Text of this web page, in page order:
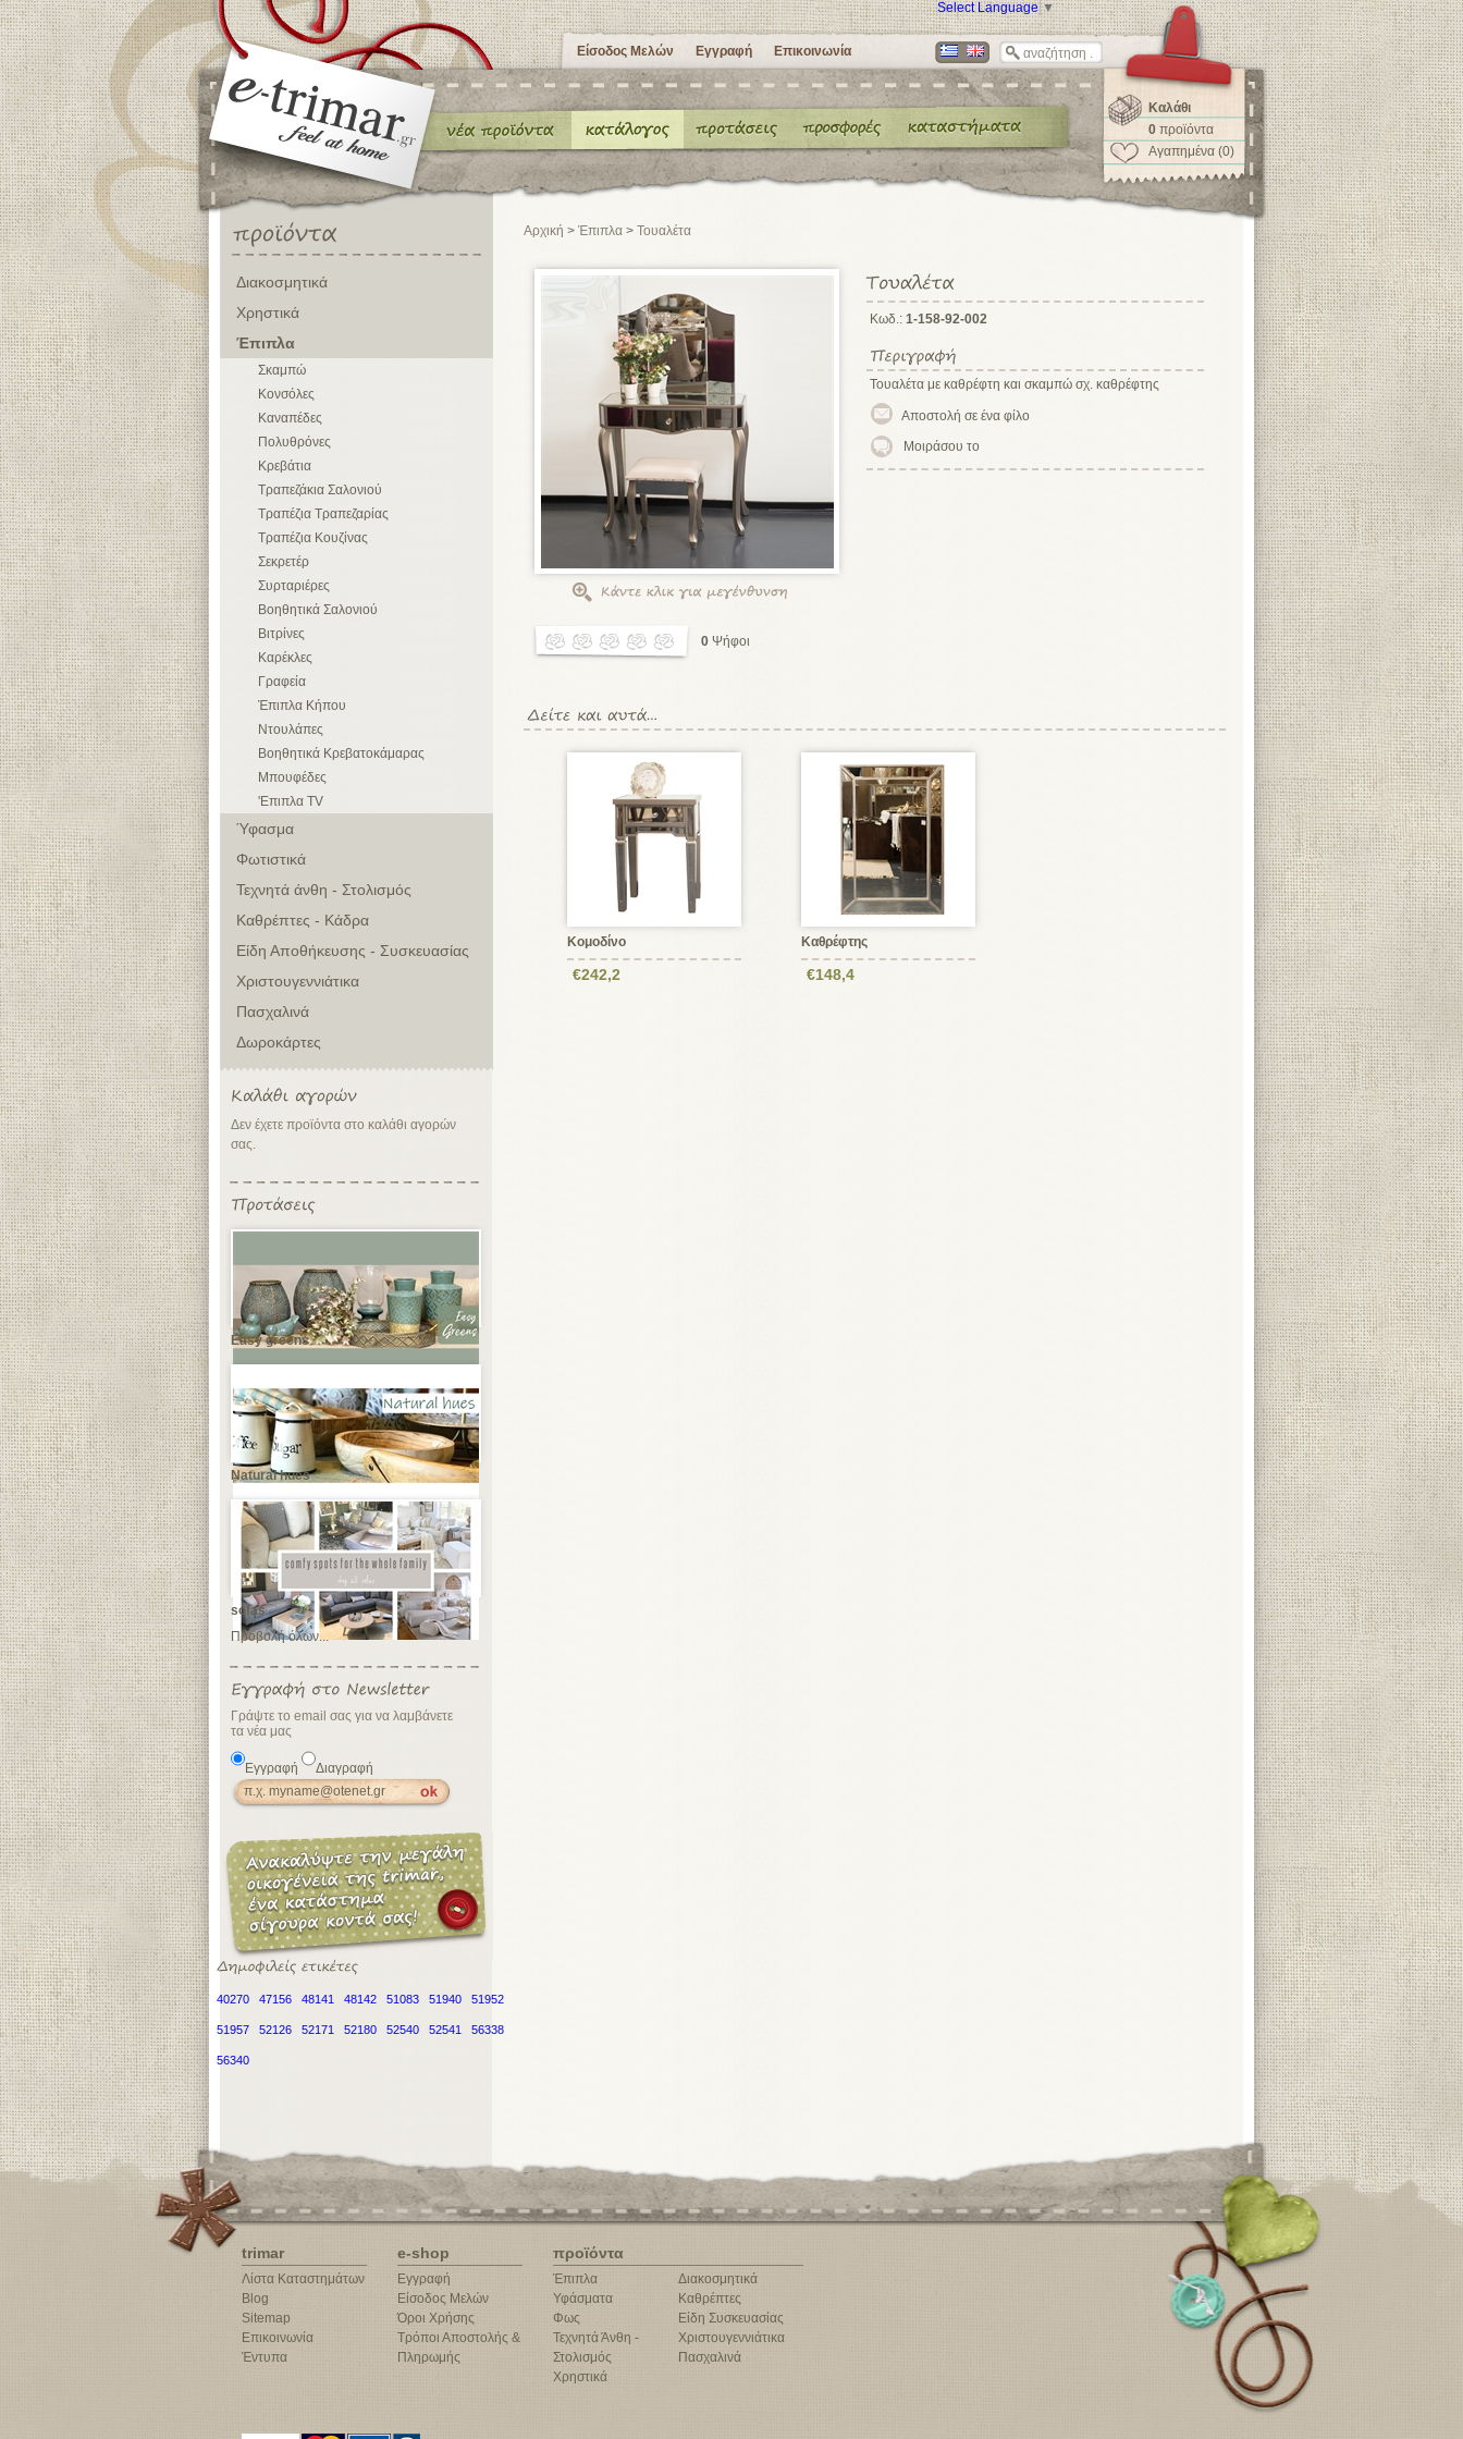
Select Language ▼
Είσοδος Μελών Εγγραφή Επικοινωνία
Καλάθι
0 προϊόντα
Αγαπημένα (0)
Διακοσμητικά
Χρηστικά
Έπιπλα
Σκαμπώ
Κονσόλες
Καναπέδες
Πολυθρόνες
Κρεβάτια
Τραπεζάκια Σαλονιού
Τραπέζια Τραπεζαρίας
Τραπέζια Κουζίνας
Σεκρετέρ
Συρταριέρες
Βοηθητικά Σαλονιού
Βιτρίνες
Καρέκλες
Γραφεία
Έπιπλα Κήπου
Ντουλάπες
Βοηθητικά Κρεβατοκάμαρας
Μπουφέδες
'Επιπλα TV
Ύφασμα
Φωτιστικά
Τεχνητά άνθη - Στολισμός
Καθρέπτες - Κάδρα
Είδη Αποθήκευσης - Συσκευασίας
Χριστουγεννιάτικα
Πασχαλινά
Δωροκάρτες
Δεν έχετε προϊόντα στο καλάθι αγορών
σας.
Easy greens
Natural hues
sofas
Προβολή όλων...
Γράψτε το email σας για να λαμβάνετε
τα νέα μας
Εγγραφή Διαγραφή
40270 47156 48141 48142 51083 51940 51952
51957 52126 52171 52180 52540 52541 56338
56340
Αρχική > Έπιπλα > Τουαλέτα
0 Ψήφοι
Κωδ.: 1-158-92-002
Τουαλέτα με καθρέφτη και σκαμπώ σχ. καθρέφτης
Μοιράσου το
Κομοδίνο
€242,2
Καθρέφτης
€148,4
trimar
Λίστα Καταστημάτων
Blog
Sitemap
Επικοινωνία
Έντυπα
e-shop
Εγγραφή
Είσοδος Μελών
Όροι Χρήσης
Τρόποι Αποστολής &
Πληρωμής
προϊόντα
Έπιπλα
Υφάσματα
Φως
Τεχνητά Άνθη -
Στολισμός
Χρηστικά
Διακοσμητικά
Καθρέπτες
Είδη Συσκευασίας
Χριστουγεννιάτικα
Πασχαλινά